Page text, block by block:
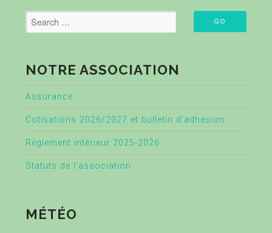
NOTRE ASSOCIATION
Assurance
Cotisations 2026/2027 et bulletin d’adhésion
Règlement intérieur 2025-2026
Statuts de l’association
MÉTÉO